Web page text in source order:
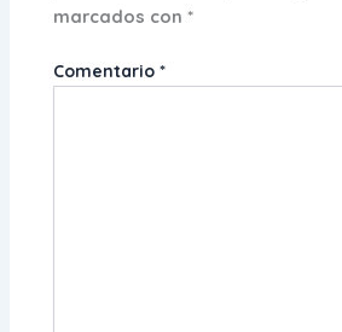
marcados con*
Comentario*